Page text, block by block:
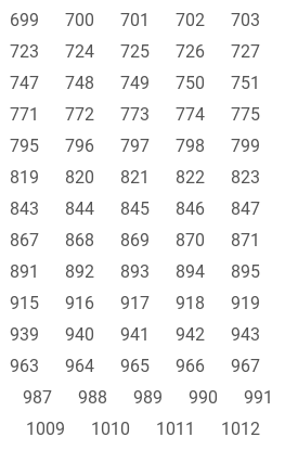
699 700 701 702 703
723 724 725 726 727
747 748 749 750 751
771 772 773 774 775
795 796 797 798 799
819 820 821 822 823
843 844 845 846 847
867 868 869 870 871
891 892 893 894 895
915 916 917 918 919
939 940 941 942 943
963 964 965 966 967
987 988 989 990 991
1009 1010 1011 1012